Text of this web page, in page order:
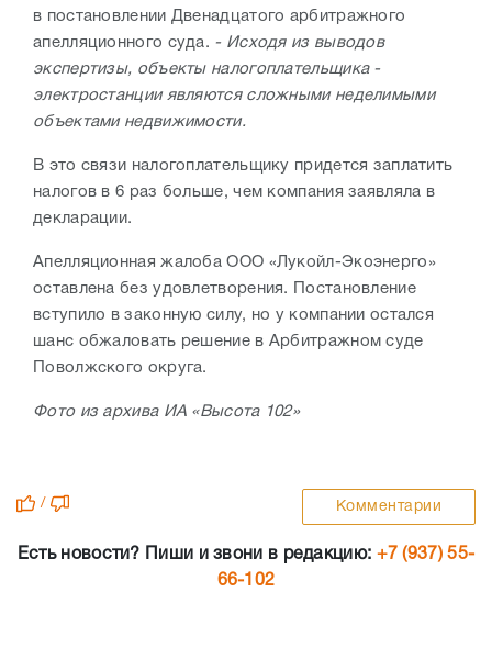
в постановлении Двенадцатого арбитражного
апелляционного суда. - Исходя из выводов
экспертизы, объекты налогоплательщика -
электростанции являются сложными неделимыми
объектами недвижимости.
В это связи налогоплательщику придется заплатить
налогов в 6 раз больше, чем компания заявляла в
декларации.
Апелляционная жалоба ООО «Лукойл-Экоэнерго»
оставлена без удовлетворения. Постановление
вступило в законную силу, но у компании остался
шанс обжаловать решение в Арбитражном суде
Поволжского округа.
Фото из архива ИА «Высота 102»
/ Комментарии
Есть новости? Пиши и звони в редакцию: +7 (937) 55-
66-102